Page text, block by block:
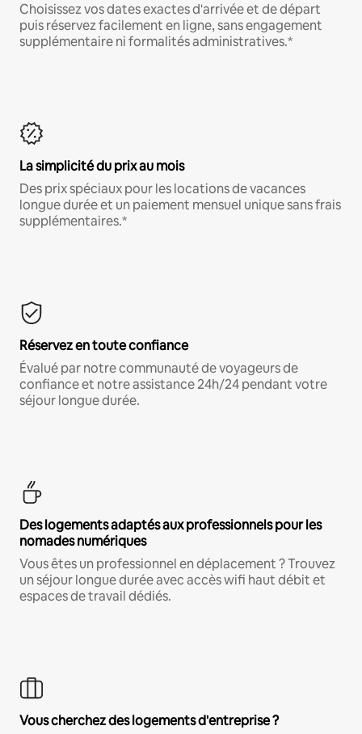
Choisissez vos dates exactes d'arrivée et de départ
puis réservez facilement en ligne, sans engagement
supplémentaire ni formalités administratives.*
La simplicité du prix au mois
Des prix spéciaux pour les locations de vacances
longue durée et un paiement mensuel unique sans frais
supplémentaires.*
Réservez en toute confiance
Évalué par notre communauté de voyageurs de
confiance et notre assistance 24h/24 pendant votre
séjour longue durée.
Des logements adaptés aux professionnels pour les
nomades numériques
Vous êtes un professionnel en déplacement ? Trouvez
un séjour longue durée avec accès wifi haut débit et
espaces de travail dédiés.
Vous cherchez des logements d'entreprise ?